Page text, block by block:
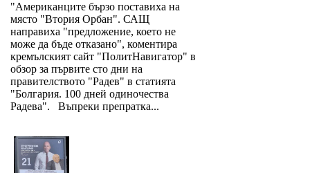
"Американците бързо поставиха на
място "Втория Орбан". САЩ
направиха "предложение, което не
може да бъде отказано", коментира
кремълският сайт "ПолитНавигатор" в
обзор за първите сто дни на
правителството "Радев" в статията
"Болгария. 100 дней одиночества
Радева". Въпреки препратка...